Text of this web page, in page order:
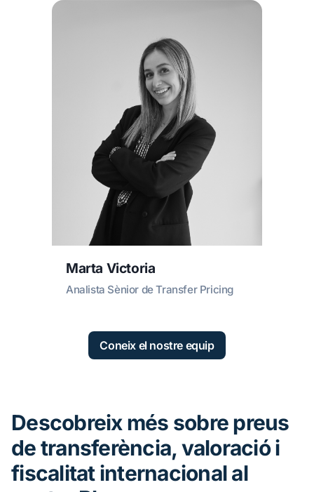
Marta Victoria
Analista Sènior de Transfer Pricing
Coneix el nostre equip
Descobreix més sobre preus
de transferència, valoració i
fiscalitat internacional al